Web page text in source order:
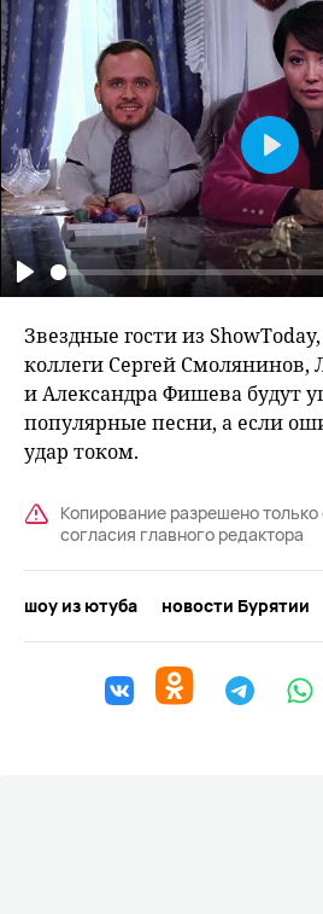
Play
Play
Звездные гости из
коллеги Сергей Смолянинов,
и Александра Фишева будут
популярные песни, а если
удар током.
Копирование разрешено
согласия главного редактора
шоу из ютуба новости Бурятии